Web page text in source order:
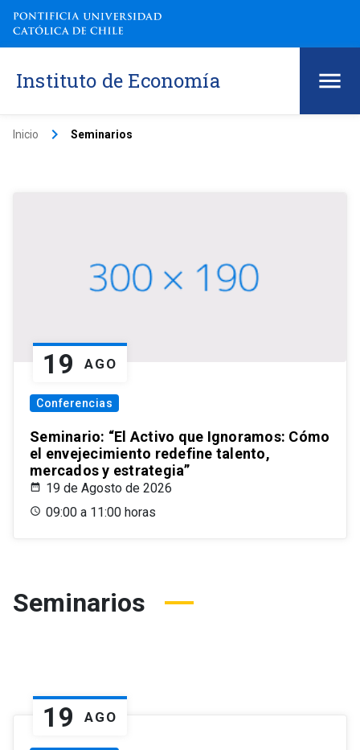
Instituto de Economía
Inicio keyboard_arrow_right Seminarios
19 AGO
Conferencias
Seminario: “El Activo que Ignoramos: Cómo
el envejecimiento redefine talento,
mercados y estrategia”
19 de Agosto de 2026
09:00 a 11:00 horas
Seminarios
19 AGO